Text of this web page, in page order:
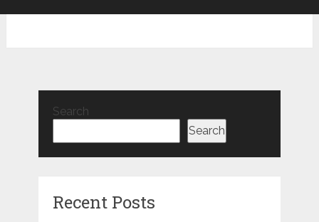
Search
Search
Recent Posts